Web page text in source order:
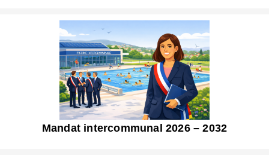
Mandat intercommunal 2026 – 2032